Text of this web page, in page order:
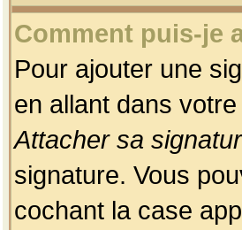
Comment puis-je
Pour ajouter une
en allant dans
Attacher sa
signature. Vous
cochant la case